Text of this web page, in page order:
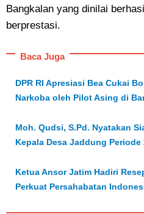
Bangkalan yang dinilai
berprestasi.
Baca Juga
DPR RI Apresiasi Bea Cukai
Narkoba oleh Pilot Asing di
Moh. Qudsi, S.Pd. Nyatakan
Kepala Desa Jaddung Periode
Ketua Ansor Jatim Hadiri
Perkuat Persahabatan